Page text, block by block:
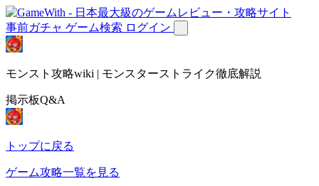
事前ガチャ ゲーム検索 ログイン
モンスト攻略wiki | モンスターストライク徹底解説
掲示板Q&A
トップに戻る
ゲーム攻略一覧を見る